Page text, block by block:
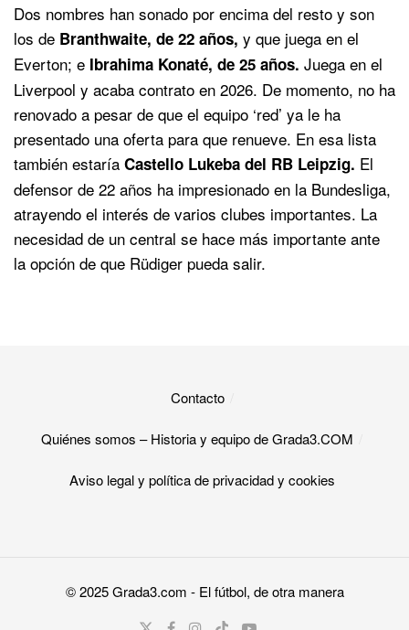
Dos nombres han sonado por encima del resto y son
los de Branthwaite, de 22 años, y que juega en el
Everton; e Ibrahima Konaté, de 25 años. Juega en el
Liverpool y acaba contrato en 2026. De momento, no ha
renovado a pesar de que el equipo ‘red’ ya le ha
presentado una oferta para que renueve. En esa lista
también estaría Castello Lukeba del RB Leipzig. El
defensor de 22 años ha impresionado en la Bundesliga,
atrayendo el interés de varios clubes importantes. La
necesidad de un central se hace más importante ante
la opción de que Rüdiger pueda salir.
Contacto
Quiénes somos – Historia y equipo de Grada3.COM
Aviso legal y política de privacidad y cookies​
© 2025Grada3.com - El fútbol, de otra manera